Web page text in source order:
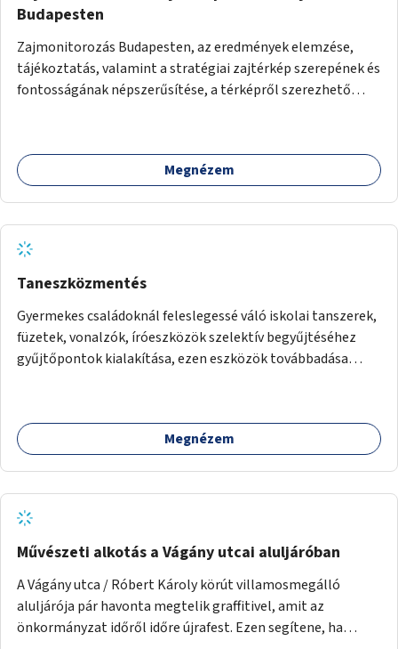
Budapesten
Zajmonitorozás Budapesten, az eredmények elemzése,
tájékoztatás, valamint a stratégiai zajtérkép szerepének és
fontosságának népszerűsítése, a térképről szerezhető
Megnézem
Taneszközmentés
Gyermekes családoknál feleslegessé váló iskolai tanszerek,
füzetek, vonalzók, íróeszközök szelektív begyűjtéséhez
gyűjtőpontok kialakítása, ezen eszközök továbbadása
Megnézem
Művészeti alkotás a Vágány utcai aluljáróban
A Vágány utca / Róbert Károly körút villamosmegálló
aluljárója pár havonta megtelik graffitivel, amit az
önkormányzat időről időre újrafest. Ezen segítene, ha